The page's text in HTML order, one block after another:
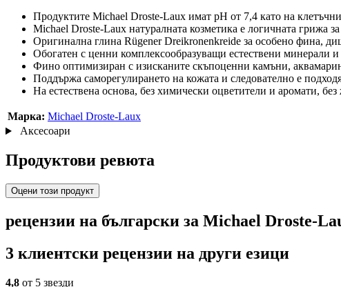
Продуктите Michael Droste-Laux имат рН от 7,4 като на
Michael Droste-Laux натуралната козметика е логичната грижа
Оригинална глина Rügener Dreikronenkreide за особено фина,
Обогатен с ценни комплексообразуващи естествени минерали
Фино оптимизиран с изисканите скъпоценни камъни,
Поддържа саморегулирането на кожата и следователно е
На естествена основа, без химически оцветители и аромати,
Марка: Michael Droste-Laux
Аксесоари
Продуктови ревюта
Оцени този продукт
рецензии на български за Michael Droste-
3 клиентски рецензии на други езици
4,8 от 5 звезди